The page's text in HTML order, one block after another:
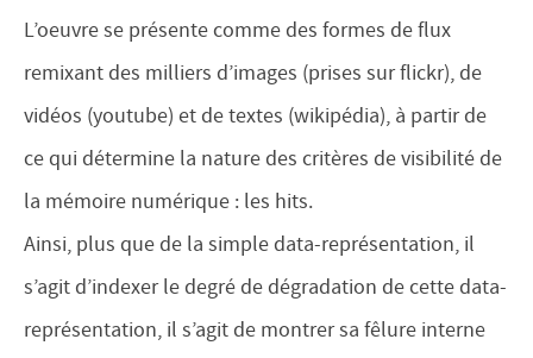
L’oeuvre se présente comme des formes de flux
remixant des milliers d’images (prises sur flickr), de
vidéos (youtube) et de textes (wikipédia), à partir de
ce qui détermine la nature des critères de visibilité de
la mémoire numérique : les hits.
Ainsi, plus que de la simple data-représentation, il
s’agit d’indexer le degré de dégradation de cette data-
représentation, il s’agit de montrer sa fêlure interne